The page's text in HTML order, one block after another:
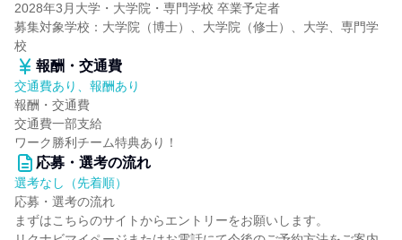
2028年3月大学・大学院・専門学校 卒業予定者
募集対象学校：大学院（博士）、大学院（修士）、大学、専門学
校
報酬・交通費
交通費あり、報酬あり
報酬・交通費
交通費一部支給
ワーク勝利チーム特典あり！
応募・選考の流れ
選考なし（先着順）
応募・選考の流れ
まずはこちらのサイトからエントリーをお願いします。